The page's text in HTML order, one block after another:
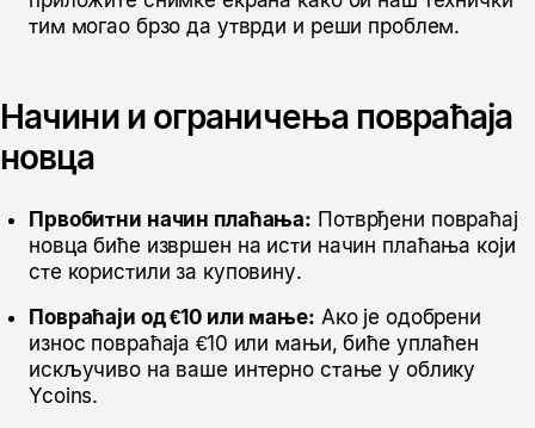
тим могао брзо да утврди и реши проблем.
Начини и ограничења повраћаја
новца
Првобитни начин плаћања: Потврђени повраћај
новца биће извршен на исти начин плаћања који
сте користили за куповину.
Повраћаји од €10 или мање: Ако је одобрени
износ повраћаја €10 или мањи, биће уплаћен
искључиво на ваше интерно стање у облику
Ycoins.